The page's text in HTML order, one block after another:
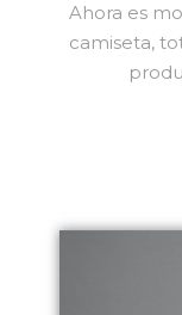
Ahora es
camiseta,